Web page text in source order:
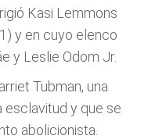
Kasi Lemmons
y en cuyo elenco
y Leslie Odom Jr.
Tubman, una
esclavitud y que se
abolicionista.